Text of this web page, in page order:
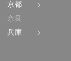
京都
奈良
兵庫